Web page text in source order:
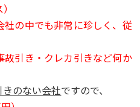
社の中でも非常に珍しく、従
引き・クレカ引きなど何か
のない会社ですので、